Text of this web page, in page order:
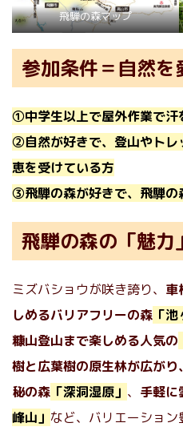
飛騨の森マップ
参加条件＝自然を
①中学生以上で屋外作業で汗
②自然が好きで、登山やトレ
恵を受けている方
③飛騨の森が好きで、飛騨の
飛騨の森の「魅力
ミズバショウが咲き誇り、 車
しめるバリアフリーの森 「
糠山登山まで楽しめる人気の
樹と広葉樹の原生林が広が
秘の森 「深洞湿原」 、 手軽に
峰山」 など、バリエーショ